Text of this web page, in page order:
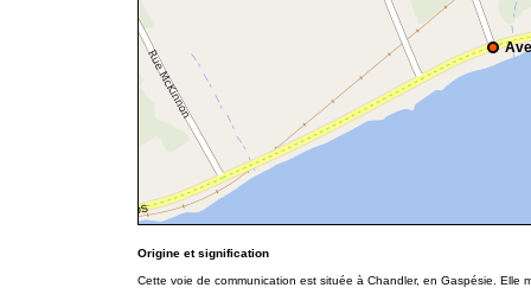
Origine et signification
Cette voie de communication est située à Chandler, en Gaspésie. Elle